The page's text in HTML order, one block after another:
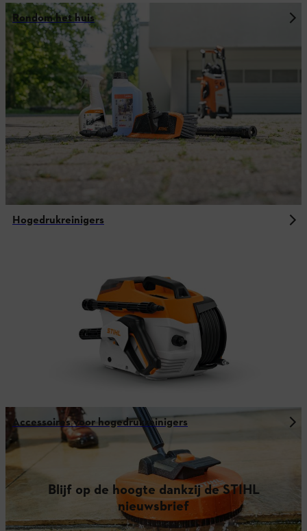
Rondom het huis
Hogedrukreinigers
Accessoires voor hogedrukreinigers
Blijf op de hoogte dankzij de STIHL
nieuwsbrief